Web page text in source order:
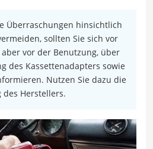
Überraschungen hinsichtlich
sollten Sie sich vor
vor der Benutzung, über
des Kassettenadapters sowie
Nutzen Sie dazu die
Herstellers.